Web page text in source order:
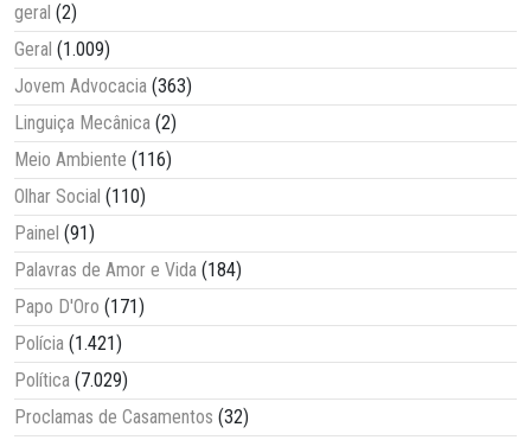
geral (2)
Geral (1.009)
Jovem Advocacia (363)
Linguiça Mecânica (2)
Meio Ambiente (116)
Olhar Social (110)
Painel (91)
Palavras de Amor e Vida (184)
Papo D'Oro (171)
Polícia (1.421)
Política (7.029)
Proclamas de Casamentos (32)